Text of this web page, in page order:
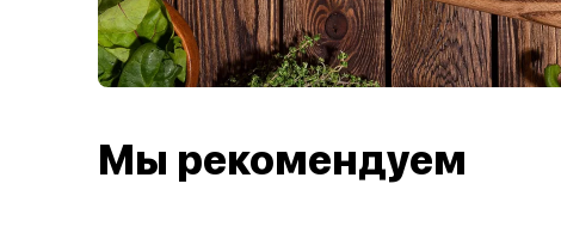
Мы рекомендуем